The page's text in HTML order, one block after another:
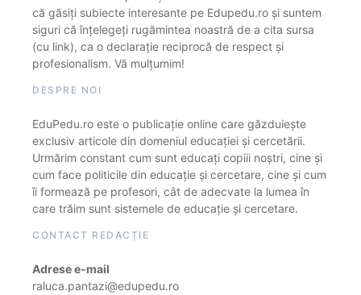
că găsiți subiecte interesante pe Edupedu.ro și suntem
siguri că înțelegeți rugămintea noastră de a cita sursa
(cu link), ca o declarație reciprocă de respect și
profesionalism. Vă mulțumim!
DESPRE NOI
EduPedu.ro este o publicație online care găzduiește
exclusiv articole din domeniul educației și cercetării.
Urmărim constant cum sunt educați copiii noștri, cine și
cum face politicile din educație și cercetare, cine și cum
îi formează pe profesori, cât de adecvate la lumea în
care trăim sunt sistemele de educație și cercetare.
CONTACT REDACȚIE
Adrese e-mail
raluca.pantazi@edupedu.ro